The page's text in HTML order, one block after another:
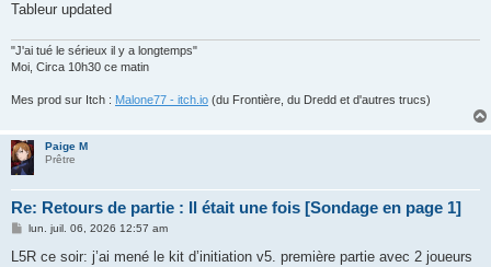
Tableur updated
"J'ai tué le sérieux il y a longtemps"
Moi, Circa 10h30 ce matin
Mes prod sur Itch : Malone77 - itch.io (du Frontière, du Dredd et d'autres trucs)
Paige M
Prêtre
Re: Retours de partie : Il était une fois [Sondage en page 1]
M
s
lun. juil. 06, 2026 12:57 am
L5R ce soir: j’ai mené le kit d’initiation v5. première partie avec 2 joueurs